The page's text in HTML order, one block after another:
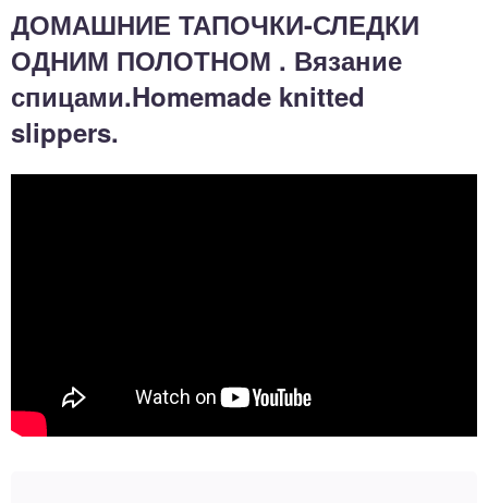
ДОМАШНИЕ ТАПОЧКИ-СЛЕДКИ
ОДНИМ ПОЛОТНОМ . Вязание
спицами.Homemade knitted
slippers.